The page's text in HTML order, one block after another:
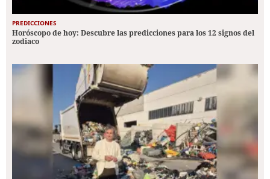
PREDICCIONES
Horóscopo de hoy: Descubre las predicciones para los 12 signos del
zodiaco